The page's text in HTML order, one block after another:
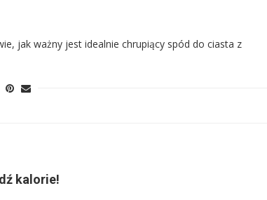
jak ważny jest idealnie chrupiący spód do ciasta z
kalorie!